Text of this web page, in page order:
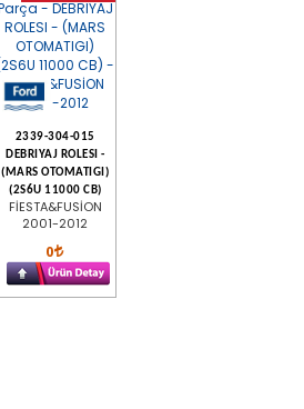
2339-304-015
DEBRIYAJ ROLESI -
(MARS OTOMATIGI)
(2S6U 11000 CB)
FİESTA&FUSİON
2001-2012
0